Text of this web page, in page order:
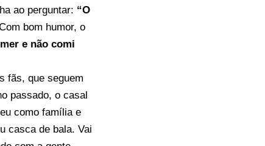
ao perguntar: “O
bom humor, o
e não comi
fãs, que seguem
passado, o casal
como família e
casca de bala. Vai